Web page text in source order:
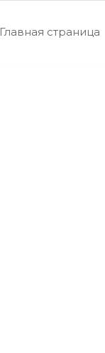
Главная страница